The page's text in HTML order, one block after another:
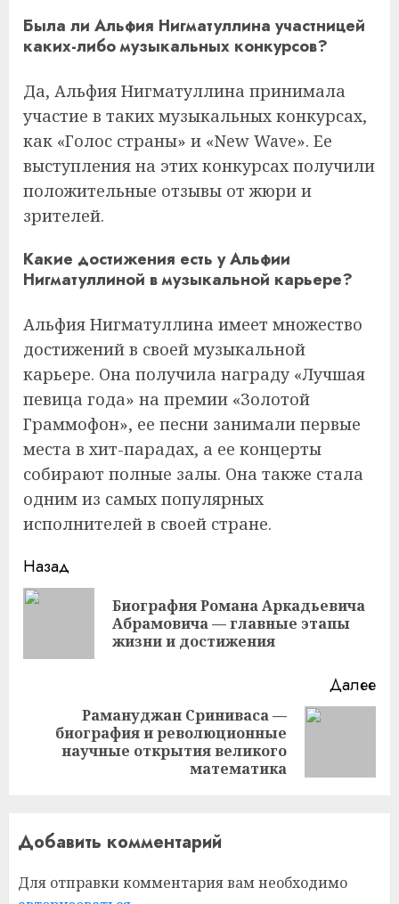
Была ли Альфия Нигматуллина участницей
каких-либо музыкальных конкурсов?
Да, Альфия Нигматуллина принимала
участие в таких музыкальных конкурсах,
как «Голос страны» и «New Wave». Ее
выступления на этих конкурсах получили
положительные отзывы от жюри и
зрителей.
Какие достижения есть у Альфии
Нигматуллиной в музыкальной карьере?
Альфия Нигматуллина имеет множество
достижений в своей музыкальной
карьере. Она получила награду «Лучшая
певица года» на премии «Золотой
Граммофон», ее песни занимали первые
места в хит-парадах, а ее концерты
собирают полные залы. Она также стала
одним из самых популярных
исполнителей в своей стране.
Продолжить
чтение
Назад
Биография Романа Аркадьевича
Абрамовича — главные этапы
жизни и достижения
Далее
Следующая
запись:
Рамануджан Сриниваса —
биография и революционные
научные открытия великого
математика
Добавить комментарий
Для отправки комментария вам необходимо